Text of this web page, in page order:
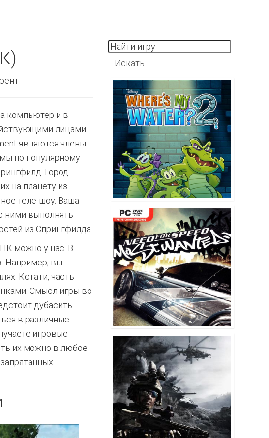
компьютер и в
лицами
являются члены
по популярному
Город
на планету из
теле-шоу. Ваша
ними выполнять
из Спрингфилда.
можно у нас. В
Например, вы
Кстати, часть
Смысл игры во
дубасить
в различные
игровые
их можно в любое